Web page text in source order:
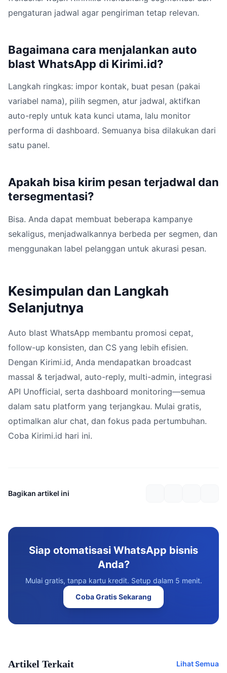
pengaturan jadwal agar pengiriman tetap relevan.
Bagaimana cara menjalankan auto
blast WhatsApp di Kirimi.id?
Langkah ringkas: impor kontak, buat pesan (pakai
variabel nama), pilih segmen, atur jadwal, aktifkan
auto-reply untuk kata kunci utama, lalu monitor
performa di dashboard. Semuanya bisa dilakukan dari
satu panel.
Apakah bisa kirim pesan terjadwal dan
tersegmentasi?
Bisa. Anda dapat membuat beberapa kampanye
sekaligus, menjadwalkannya berbeda per segmen, dan
menggunakan label pelanggan untuk akurasi pesan.
Kesimpulan dan Langkah
Selanjutnya
Auto blast WhatsApp membantu promosi cepat,
follow-up konsisten, dan CS yang lebih efisien.
Dengan Kirimi.id, Anda mendapatkan broadcast
massal & terjadwal, auto-reply, multi-admin, integrasi
API Unofficial, serta dashboard monitoring—semua
dalam satu platform yang terjangkau. Mulai gratis,
optimalkan alur chat, dan fokus pada pertumbuhan.
Coba Kirimi.id hari ini.
Bagikan artikel ini
Siap otomatisasi WhatsApp bisnis
Anda?
Mulai gratis, tanpa kartu kredit. Setup dalam 5 menit.
Coba Gratis Sekarang
Artikel Terkait Lihat Semua